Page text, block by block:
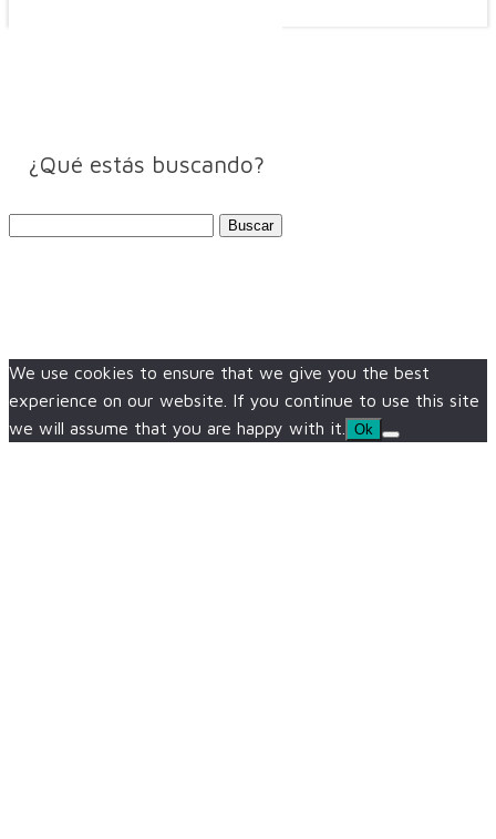
¿Qué estás buscando?
We use cookies to ensure that we give you the best
experience on our website. If you continue to use this site
we will assume that you are happy with it.
Ok